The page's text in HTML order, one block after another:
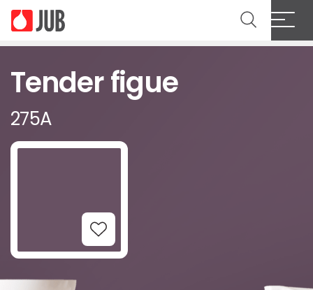
Tender figue
275A
Add to Wishlist